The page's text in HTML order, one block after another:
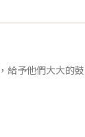
給予他們大大的鼓